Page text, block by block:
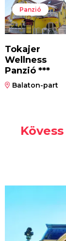
Panzió
Tokajer
Wellness
Panzió ***
Balaton-part